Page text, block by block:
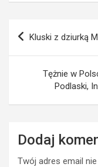
Nawigacja
Kluski z dziurką
Tężnie w
Podlaski,
Dodaj
Twój adres email